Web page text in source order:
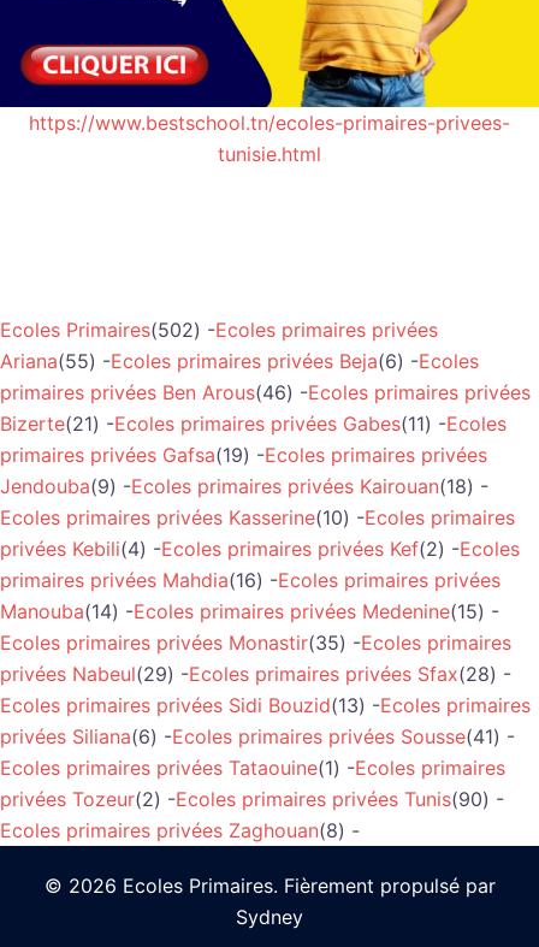
https://www.bestschool.tn/ecoles-primaires-privees-
tunisie.html
Ecoles Primaires(502) -Ecoles primaires privées
Ariana(55) -Ecoles primaires privées Beja(6) -Ecoles
primaires privées Ben Arous(46) -Ecoles primaires privées
Bizerte(21) -Ecoles primaires privées Gabes(11) -Ecoles
primaires privées Gafsa(19) -Ecoles primaires privées
Jendouba(9) -Ecoles primaires privées Kairouan(18) -
Ecoles primaires privées Kasserine(10) -Ecoles primaires
privées Kebili(4) -Ecoles primaires privées Kef(2) -Ecoles
primaires privées Mahdia(16) -Ecoles primaires privées
Manouba(14) -Ecoles primaires privées Medenine(15) -
Ecoles primaires privées Monastir(35) -Ecoles primaires
privées Nabeul(29) -Ecoles primaires privées Sfax(28) -
Ecoles primaires privées Sidi Bouzid(13) -Ecoles primaires
privées Siliana(6) -Ecoles primaires privées Sousse(41) -
Ecoles primaires privées Tataouine(1) -Ecoles primaires
privées Tozeur(2) -Ecoles primaires privées Tunis(90) -
Ecoles primaires privées Zaghouan(8) -
© 2026 Ecoles Primaires. Fièrement propulsé par
Sydney